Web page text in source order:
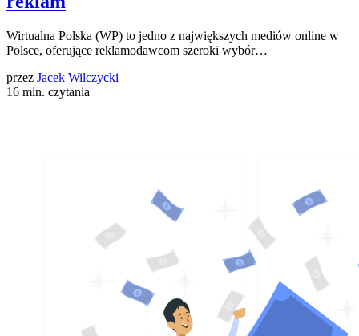
Wirtualna Polska (WP) to jedno z największych mediów online w
Polsce, oferujące reklamodawcom szeroki wybór…
przez Jacek Wilczycki
16 min. czytania